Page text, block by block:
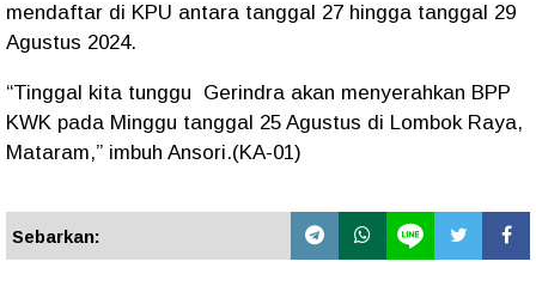
mendaftar di KPU antara tanggal 27 hingga tanggal 29
Agustus 2024.
“Tinggal kita tunggu Gerindra akan menyerahkan BPP
KWK pada Minggu tanggal 25 Agustus di Lombok Raya,
Mataram,” imbuh Ansori.(KA-01)
Sebarkan: